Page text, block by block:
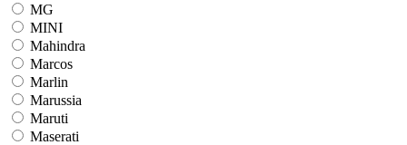
MG
MINI
Mahindra
Marcos
Marlin
Marussia
Maruti
Maserati